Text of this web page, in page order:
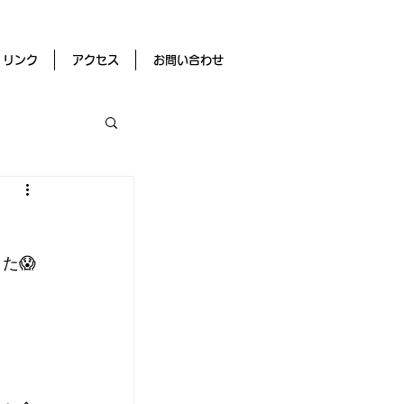
リンク アクセス お問い合わせ
😱